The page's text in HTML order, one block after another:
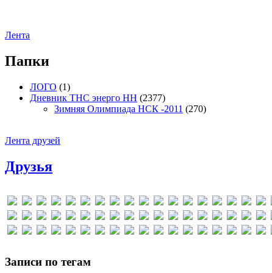
Лента
Папки
ЛОГО (1)
Дневник ТНС энерго НН (2377)
Зимняя Олимпиада НСК -2011 (270)
Лента друзей
Друзья
Записи по тегам